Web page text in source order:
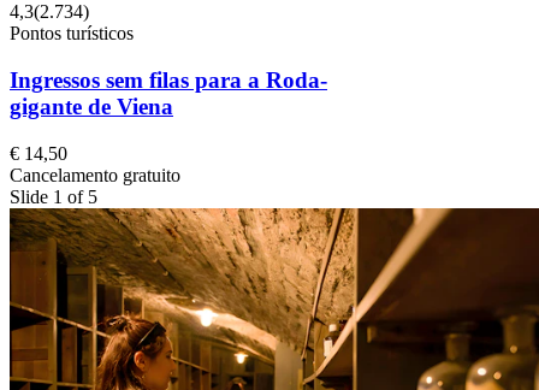
4,3(2.734)
Pontos turísticos
Ingressos sem filas para a Roda-
gigante de Viena
€ 14,50
Cancelamento gratuito
Slide 1 of 5